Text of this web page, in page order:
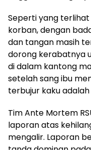
Seperti yang
korban, dengan
dan tangan masih
dorong kerabatnya
di dalam kantong
setelah sang ibu
terbujur kaku
Tim Ante Mortem
laporan atas
mengalir. Laporan